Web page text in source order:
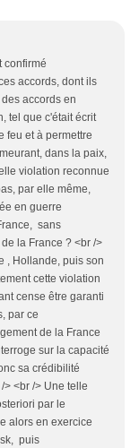
confirmé
accords, dont ils
accords en
tel que c'était écrit
feu et à permettre
dans la paix,
violation reconnue
par elle même,
en guerre
sans
la France ? <br />
, Hollande, puis son
cette violation
cense être garanti
par ce
de la France
sur la capacité
sa crédibilité
<br /> Une telle
par le
alors en exercice
puis